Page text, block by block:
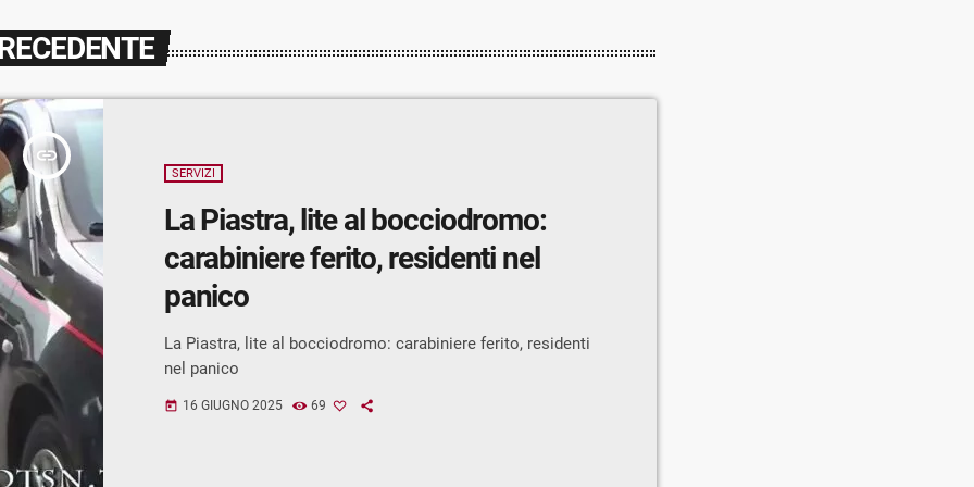
insert_link
SERVIZI
La Piastra, lite al bocciodromo:
carabiniere ferito, residenti nel
panico
La Piastra, lite al bocciodromo: carabiniere ferito, residenti
nel panico
today 16 GIUGNO 2025 69